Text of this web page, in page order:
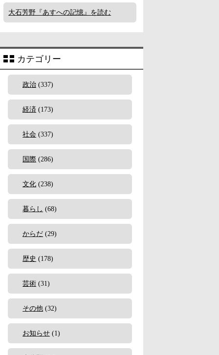
大石芳野『あすへの記憶』を読む
カテゴリー
政治 (337)
経済 (173)
社会 (337)
国際 (286)
文化 (238)
暮らし (68)
からだ (29)
歴史 (178)
芸術 (31)
その他 (32)
お知らせ (1)